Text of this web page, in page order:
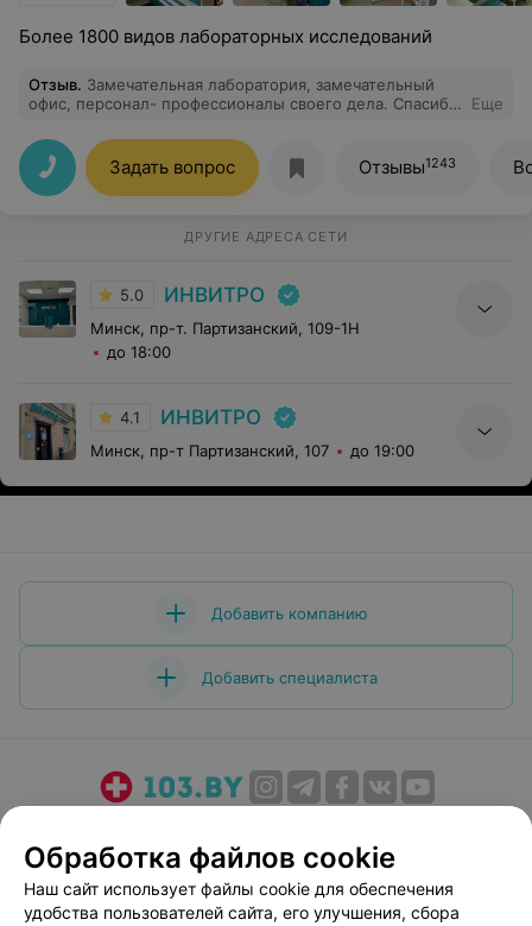
Более 1800 видов лабораторных исследований
Отзыв. Замечательная лаборатория, замечательный
офис, персонал- профессионалы своего дела. Спасибо
Еще
Задать вопрос Отзывы1243
ДРУГИЕ АДРЕСА СЕТИ
5.0 ИНВИТРО
Минск, пр-т. Партизанский, 109-1Н
до 18:00
4.1 ИНВИТРО
Минск, пр-т Партизанский, 107 до 19:00
Добавить компанию
Добавить специалиста
Медицинский маркетинг
Публичный договор
Пользовательское соглашение
Способы оплаты
Обработка файлов cookie
Наш сайт использует файлы cookie для обеспечения
удобства пользователей сайта, его улучшения, сбора